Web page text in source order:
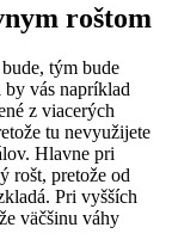
roštom
tým bude
by vás napríklad
z viacerých
tu nevyužijete
Hlavne pri
rošt, pretože od
Pri vyšších
väčšinu váhy